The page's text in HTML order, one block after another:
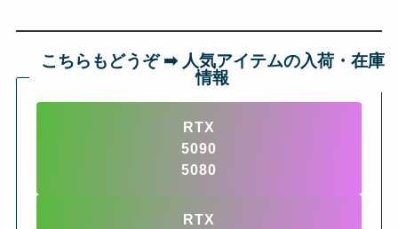
こちらもどうぞ ➡︎ 人気アイテムの入荷・在庫
情報
RTX
5090
5080
RTX